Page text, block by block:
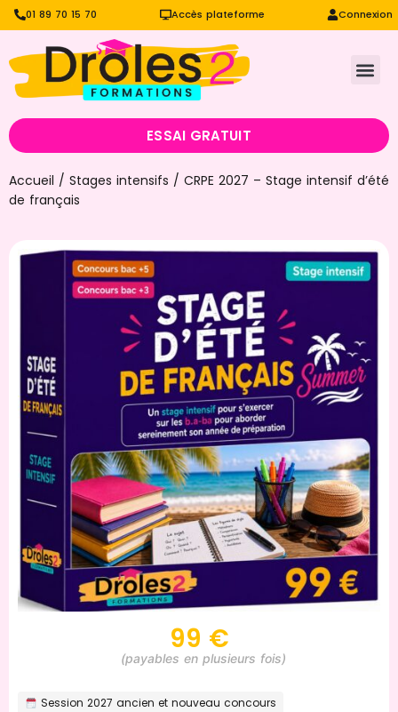
01 89 70 15 70 Accès plateforme Connexion
ESSAI GRATUIT
Accueil / Stages intensifs / CRPE 2027 – Stage intensif d’été
de français
99 €
(payables en plusieurs fois)
Session 2027 ancien et nouveau concours